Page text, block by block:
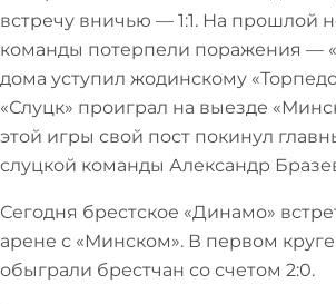
встречу вничью — 1:1. На прошлой
команды потерпели поражения —
дома уступил жодинскому
«Слуцк» проиграл на выезде
этой игры свой пост покинул
слуцкой команды Александр
Сегодня брестское «Динамо»
арене с «Минском». В первом
обыграли брестчан со счетом 2:0.